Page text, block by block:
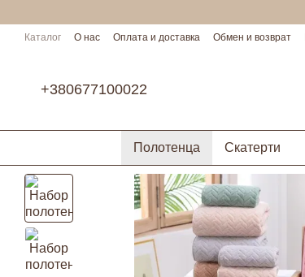
Каталог О нас Оплата и доставка Обмен и возврат
+380677100022
Полотенца Скатерти